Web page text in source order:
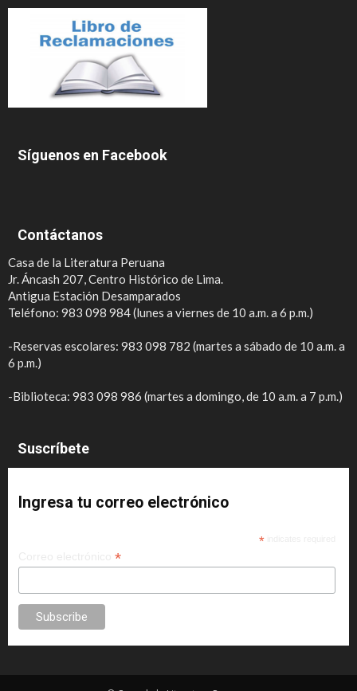
Síguenos en Facebook
Contáctanos
Casa de la Literatura Peruana
Jr. Áncash 207, Centro Histórico de Lima.
Antigua Estación Desamparados
Teléfono: 983 098 984 (lunes a viernes de 10 a.m. a 6 p.m.)
-Reservas escolares: 983 098 782 (martes a sábado de 10 a.m. a
6 p.m.)
-Biblioteca: 983 098 986 (martes a domingo, de 10 a.m. a 7 p.m.)
Suscríbete
Ingresa tu correo electrónico
*
*